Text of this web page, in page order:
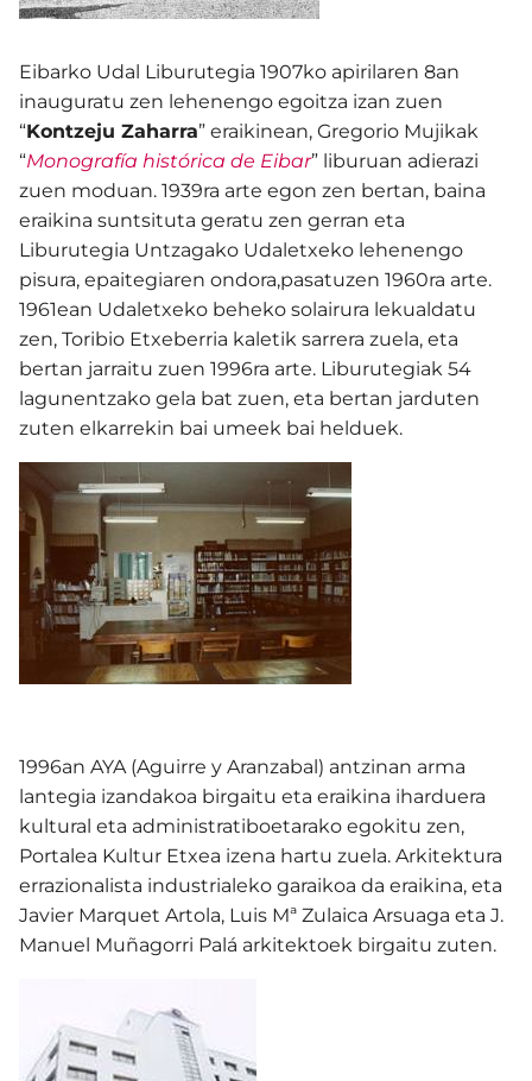
Eibarko Udal Liburutegia 1907ko apirilaren 8an
inauguratu zen lehenengo egoitza izan zuen
“Kontzeju Zaharra” eraikinean, Gregorio Mujikak
“Monografía histórica de Eibar” liburuan adierazi
zuen moduan. 1939ra arte egon zen bertan, baina
eraikina suntsituta geratu zen gerran eta
Liburutegia Untzagako Udaletxeko lehenengo
pisura, epaitegiaren ondora,pasatuzen 1960ra arte.
1961ean Udaletxeko beheko solairura lekualdatu
zen, Toribio Etxeberria kaletik sarrera zuela, eta
bertan jarraitu zuen 1996ra arte. Liburutegiak 54
lagunentzako gela bat zuen, eta bertan jarduten
zuten elkarrekin bai umeek bai helduek.
1996an AYA (Aguirre y Aranzabal) antzinan arma
lantegia izandakoa birgaitu eta eraikina iharduera
kultural eta administratiboetarako egokitu zen,
Portalea Kultur Etxea izena hartu zuela. Arkitektura
errazionalista industrialeko garaikoa da eraikina, eta
Javier Marquet Artola, Luis Mª Zulaica Arsuaga eta J.
Manuel Muñagorri Palá arkitektoek birgaitu zuten.